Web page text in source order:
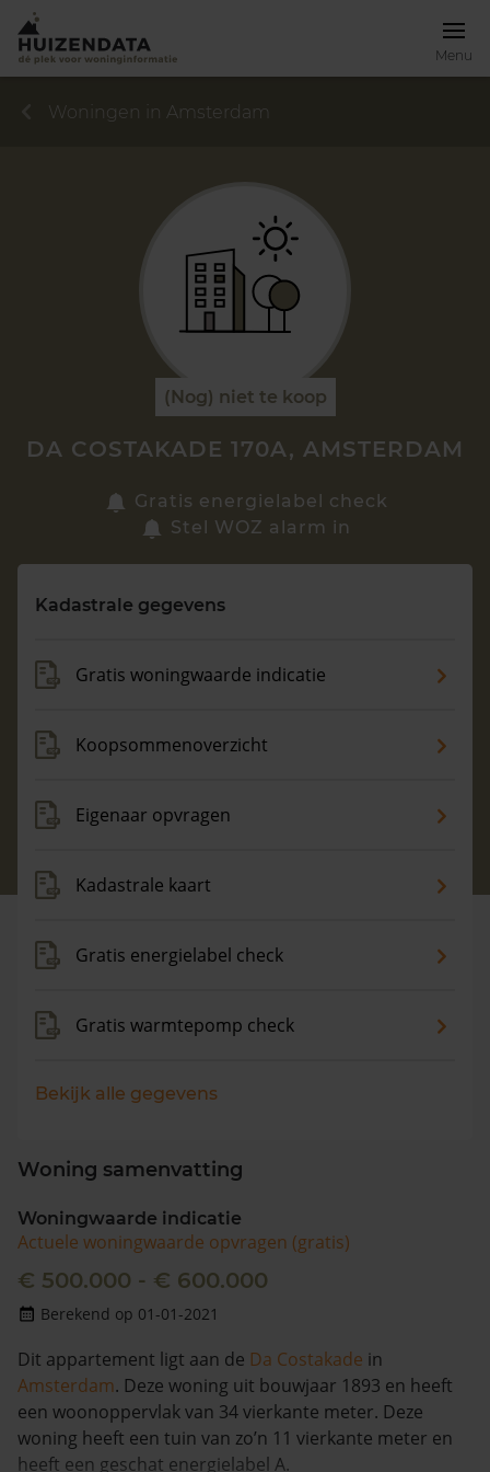
Menu
Zoek een woning
Maandag t/m vrijdag - 08:00 -18:00
Woningen in Amsterdam
(Nog) niet te koop
DA COSTAKADE 170A, AMSTERDAM
Gratis energielabel check
Stel WOZ alarm in
Kadastrale gegevens
Gratis woningwaarde indicatie
Koopsommenoverzicht
Eigenaar opvragen
Kadastrale kaart
Gratis energielabel check
Gratis warmtepomp check
Bekijk alle gegevens
Woning samenvatting
Woningwaarde indicatie
Actuele woningwaarde opvragen (gratis)
€ 500.000 - € 600.000
Berekend op 01-01-2021
Dit appartement ligt aan de Da Costakade in
Amsterdam. Deze woning uit bouwjaar 1893 en heeft
een woonoppervlak van 34 vierkante meter. Deze
woning heeft een tuin van zo’n 11 vierkante meter en
heeft een geschat energielabel A.